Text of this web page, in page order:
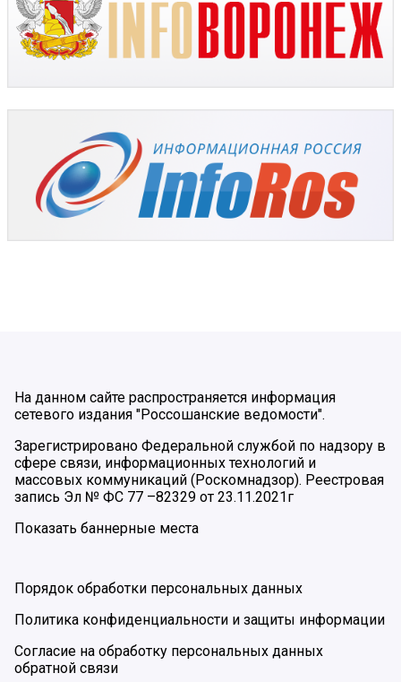
На данном сайте распространяется информация
сетевого издания "Россошанские ведомости".
Зарегистрировано Федеральной службой по надзору в
сфере связи, информационных технологий и
массовых коммуникаций (Роскомнадзор). Реестровая
запись Эл № ФС 77 –82329 от 23.11.2021г
Показать баннерные места
Порядок обработки персональных данных
Политика конфиденциальности и защиты информации
Согласие на обработку персональных данных
обратной связи